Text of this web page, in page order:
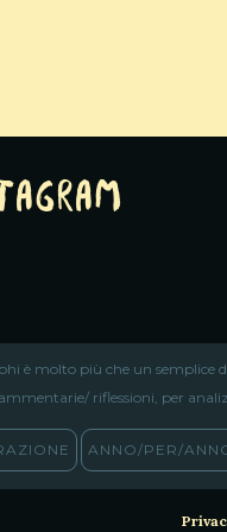
è molto più che un semplice
riflessioni, per
ANNO/PER/